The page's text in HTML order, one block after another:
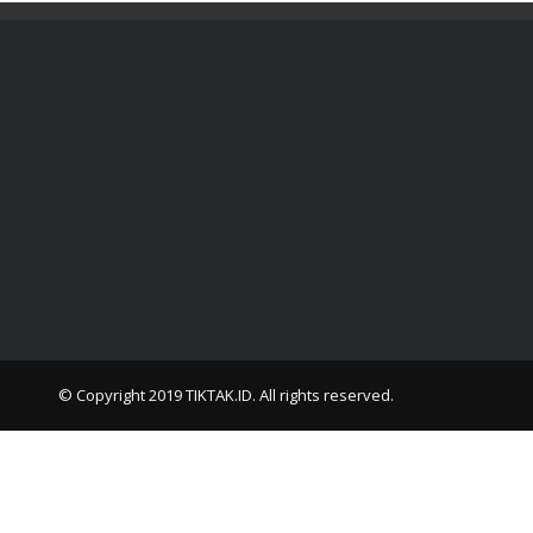
© Copyright 2019TIKTAK.ID. All rights reserved.